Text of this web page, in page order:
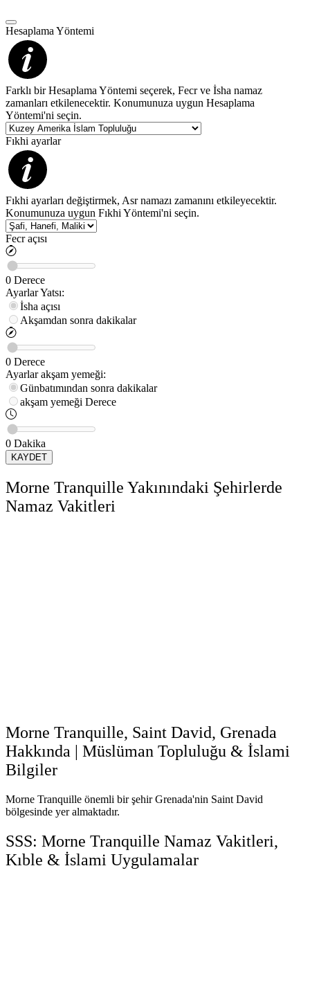
Hesaplama Yöntemi
Farklı bir Hesaplama Yöntemi seçerek, Fecr ve İsha namaz
zamanları etkilenecektir. Konumunuza uygun Hesaplama
Yöntemi'ni seçin.
Fıkhi ayarlar
Fıkhi ayarları değiştirmek, Asr namazı zamanını etkileyecektir.
Konumunuza uygun Fıkhi Yöntemi'ni seçin.
Fecr açısı
0 Derece
AyarlarYatsı:
İsha açısı
Akşamdan sonra dakikalar
0 Derece
Ayarlar akşam yemeği:
Günbatımından sonra dakikalar
akşam yemeği Derece
0 Dakika
KAYDET
Morne Tranquille Yakınındaki Şehirlerde
Namaz Vakitleri
Morne Tranquille, Saint David, Grenada
Hakkında | Müslüman Topluluğu & İslami
Bilgiler
Morne Tranquille önemli bir şehir Grenada'nin Saint David
bölgesinde yer almaktadır.
SSS: Morne Tranquille Namaz Vakitleri,
Kıble & İslami Uygulamalar